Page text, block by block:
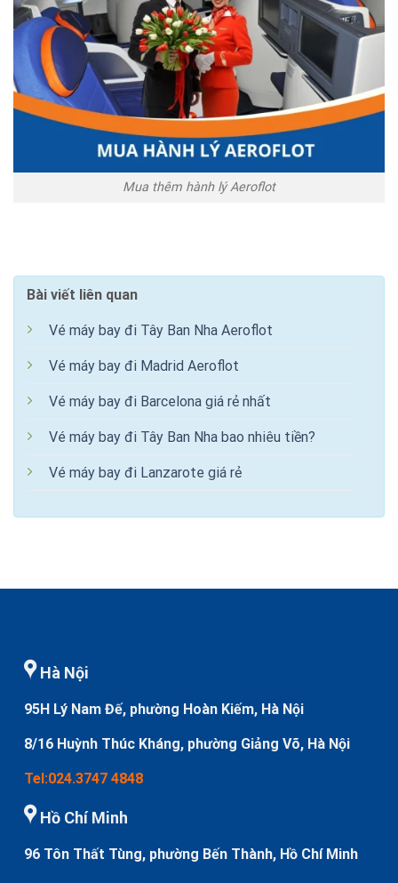
Mua thêm hành lý Aeroflot
Bài viết liên quan
Vé máy bay đi Tây Ban Nha Aeroflot
Vé máy bay đi Madrid Aeroflot
Vé máy bay đi Barcelona giá rẻ nhất
Vé máy bay đi Tây Ban Nha bao nhiêu tiền?
Vé máy bay đi Lanzarote giá rẻ
Hà Nội
95H Lý Nam Đế, phường Hoàn Kiếm, Hà Nội
8/16 Huỳnh Thúc Kháng, phường Giảng Võ, Hà Nội
Tel:024.3747 4848
Hồ Chí Minh
96 Tôn Thất Tùng, phường Bến Thành, Hồ Chí Minh